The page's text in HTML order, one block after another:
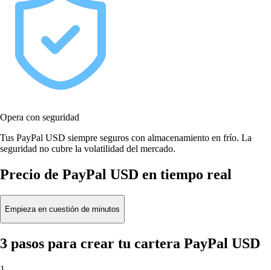
Opera con seguridad
Tus PayPal USD siempre seguros con almacenamiento en frío. La
seguridad no cubre la volatilidad del mercado.
Precio de PayPal USD en tiempo real
Empieza en cuestión de minutos
3 pasos para crear tu cartera PayPal USD